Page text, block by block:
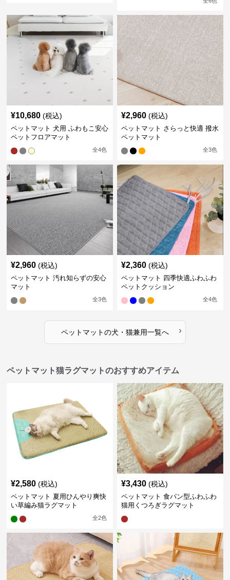
¥10,680 (税込)
ペットマット 犬用 ふわもこ安心
ペットフロアマット
全4色
¥2,960 (税込)
ペットマット さらっと快適 撥水
ペットマット
全3色
¥2,960 (税込)
ペットマット 汚れ知らずの安心
マット
全3色
¥2,360 (税込)
ペットマット 四季快適ふわふわ
ペットクッション
全4色
ペットマットの犬・猫兼用一覧へ ›
ペットマット猫ラグマットのおすすめアイテム
¥2,580 (税込)
ペットマット 夏用ひんやり爽快
い草編み猫ラグマット
全2色
¥3,430 (税込)
ペットマット 食パン型ふわふわ
猫用くつろぎラグマット